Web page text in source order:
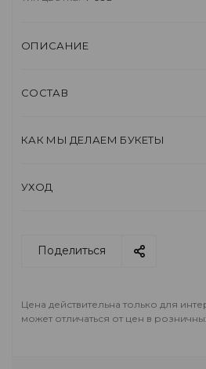
ОПИСАНИЕ
СОСТАВ
КАК МЫ ДЕЛАЕМ БУКЕТЫ
УХОД
Поделиться
Цена действительна только для
может отличаться от цен в